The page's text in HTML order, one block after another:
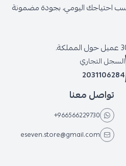
احتياجك اليومي، بجودة مضمونة
السجل التجاري
2031106284
تواصل معنا
+966566229730
eseven.store@gmail.com